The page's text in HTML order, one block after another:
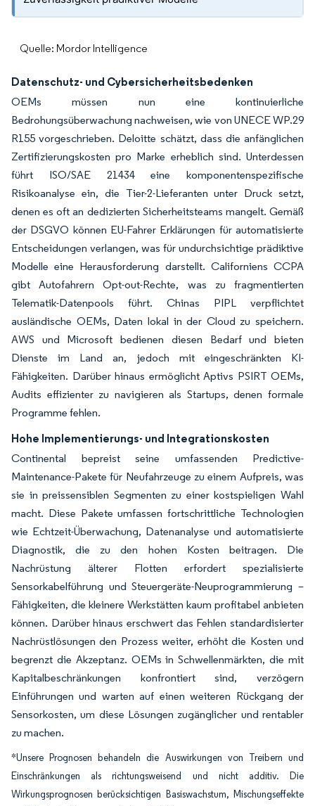
Quelle: Mordor Intelligence
Datenschutz- und Cybersicherheitsbedenken
OEMs müssen nun eine kontinuierliche
Bedrohungsüberwachung nachweisen, wie von UNECE WP.29
R155 vorgeschrieben. Deloitte schätzt, dass die anfänglichen
Zertifizierungskosten pro Marke erheblich sind. Unterdessen
führt ISO/SAE 21434 eine komponentenspezifische
Risikoanalyse ein, die Tier-2-Lieferanten unter Druck setzt,
denen es oft an dedizierten Sicherheitsteams mangelt. Gemäß
der DSGVO können EU-Fahrer Erklärungen für automatisierte
Entscheidungen verlangen, was für undurchsichtige prädiktive
Modelle eine Herausforderung darstellt. Californiens CCPA
gibt Autofahrern Opt-out-Rechte, was zu fragmentierten
Telematik-Datenpools führt. Chinas PIPL verpflichtet
ausländische OEMs, Daten lokal in der Cloud zu speichern.
AWS und Microsoft bedienen diesen Bedarf und bieten
Dienste im Land an, jedoch mit eingeschränkten KI-
Fähigkeiten. Darüber hinaus ermöglicht Aptivs PSIRT OEMs,
Audits effizienter zu navigieren als Startups, denen formale
Programme fehlen.
Hohe Implementierungs- und Integrationskosten
Continental bepreist seine umfassenden Predictive-
Maintenance-Pakete für Neufahrzeuge zu einem Aufpreis, was
sie in preissensiblen Segmenten zu einer kostspieligen Wahl
macht. Diese Pakete umfassen fortschrittliche Technologien
wie Echtzeit-Überwachung, Datenanalyse und automatisierte
Diagnostik, die zu den hohen Kosten beitragen. Die
Nachrüstung älterer Flotten erfordert spezialisierte
Sensorkabelführung und Steuergeräte-Neuprogrammierung –
Fähigkeiten, die kleinere Werkstätten kaum profitabel anbieten
können. Darüber hinaus erschwert das Fehlen standardisierter
Nachrüstlösungen den Prozess weiter, erhöht die Kosten und
begrenzt die Akzeptanz. OEMs in Schwellenmärkten, die mit
Kapitalbeschränkungen konfrontiert sind, verzögern
Einführungen und warten auf einen weiteren Rückgang der
Sensorkosten, um diese Lösungen zugänglicher und rentabler
zu machen.
*Unsere Prognosen behandeln die Auswirkungen von Treibern und
Einschränkungen als richtungsweisend und nicht additiv. Die
Wirkungsprognosen berücksichtigen Basiswachstum, Mischungseffekte